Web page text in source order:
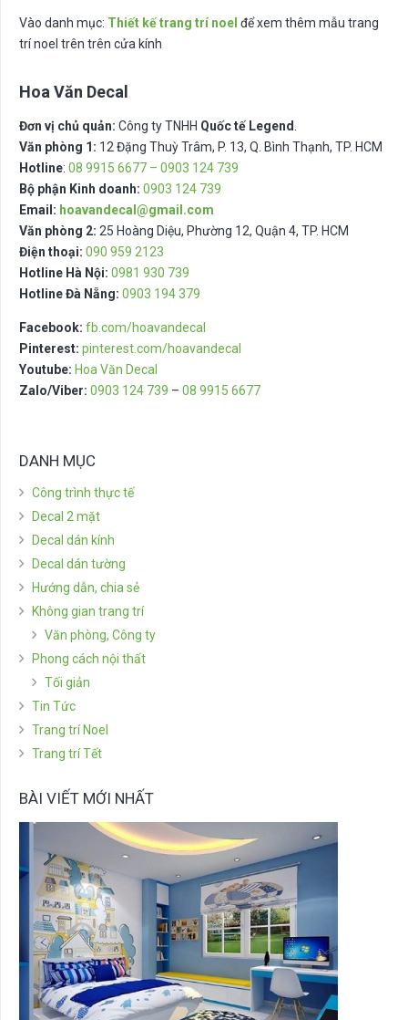
Vào danh mục: Thiết kế trang trí noel để xem thêm mẫu trang
trí noel trên trên cửa kính
Hoa Văn Decal
Đơn vị chủ quản: Công ty TNHH Quốc tế Legend
Văn phòng 1: 12 Đặng Thuỳ Trâm, P. 13, Q. Bình Thạnh, TP. HCM
Hotline: 08 9915 6677 – 0903 124 739
Bộ phận Kinh doanh: 0903 124 739
Email: hoavandecal@gmail.com
Văn phòng 2: 25 Hoàng Diệu, Phường 12, Quận 4, TP. HCM
Điện thoại: 090 959 2123
Hotline Hà Nội: 0981 930 739
Hotline Đà Nẵng: 0903 194 379
Facebook: fb.com/hoavandecal
Pinterest: pinterest.com/hoavandecal
Youtube: Hoa Văn Decal
Zalo/Viber: 0903 124 739 – 08 9915 6677
DANH MỤC
Công trình thực tế
Decal 2 mặt
Decal dán kính
Decal dán tường
Hướng dẫn, chia sẻ
Không gian trang trí
Văn phòng, Công ty
Phong cách nội thất
Tối giản
Tin Tức
Trang trí Noel
Trang trí Tết
BÀI VIẾT MỚI NHẤT